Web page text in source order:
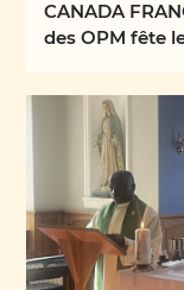
CANADA
des OPM fête